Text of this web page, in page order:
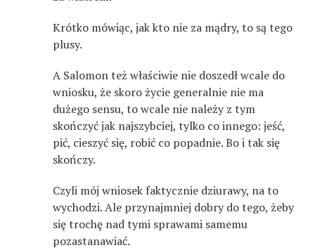
Krótko mówiąc, jak kto nie za mądry, to są tego
plusy.
A Salomon też właściwie nie doszedł wcale do
wniosku, że skoro życie generalnie nie ma
dużego sensu, to wcale nie należy z tym
skończyć jak najszybciej, tylko co innego: jeść,
pić, cieszyć się, robić co popadnie. Bo i tak się
skończy.
Czyli mój wniosek faktycznie dziurawy, na to
wychodzi. Ale przynajmniej dobry do tego, żeby
się trochę nad tymi sprawami samemu
pozastanawiać.